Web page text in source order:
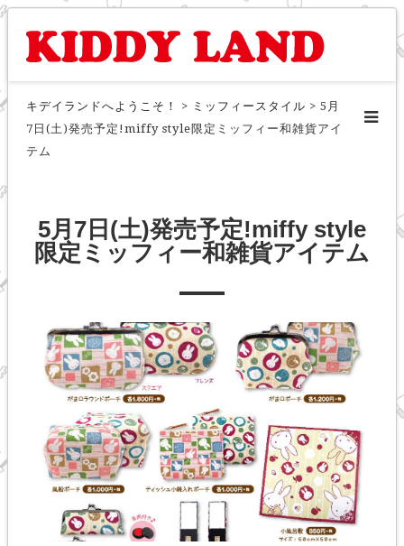
キデイランドへようこそ！ > ミッフィースタイル > 5月
7日(土)発売予定!miffy style限定ミッフィー和雑貨アイ
テム
5月7日(土)発売予定!miffy style
限定ミッフィー和雑貨アイテム